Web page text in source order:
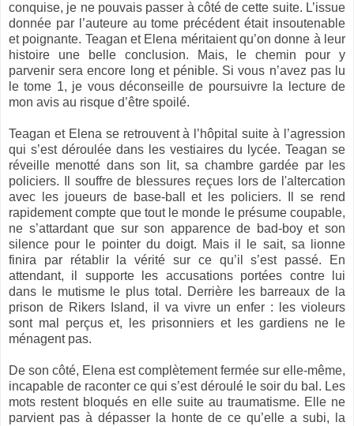
conquise, je ne pouvais passer à côté de cette suite. L’issue
donnée par l’auteure au tome précédent était insoutenable
et poignante. Teagan et Elena méritaient qu’on donne à leur
histoire une belle conclusion. Mais, le chemin pour y
parvenir sera encore long et pénible. Si vous n’avez pas lu
le tome 1, je vous déconseille de poursuivre la lecture de
mon avis au risque d’être spoilé.
Teagan et Elena se retrouvent à l’hôpital suite à l’agression
qui s’est déroulée dans les vestiaires du lycée. Teagan se
réveille menotté dans son lit, sa chambre gardée par les
policiers. Il souffre de blessures reçues lors de l'altercation
avec les joueurs de base-ball et les policiers. Il se rend
rapidement compte que tout le monde le présume coupable,
ne s’attardant que sur son apparence de bad-boy et son
silence pour le pointer du doigt. Mais il le sait, sa lionne
finira par rétablir la vérité sur ce qu’il s’est passé. En
attendant, il supporte les accusations portées contre lui
dans le mutisme le plus total. Derrière les barreaux de la
prison de Rikers Island, il va vivre un enfer : les violeurs
sont mal perçus et, les prisonniers et les gardiens ne le
ménagent pas.
De son côté, Elena est complètement fermée sur elle-même,
incapable de raconter ce qui s’est déroulé le soir du bal. Les
mots restent bloqués en elle suite au traumatisme. Elle ne
parvient pas à dépasser la honte de ce qu’elle a subi, la